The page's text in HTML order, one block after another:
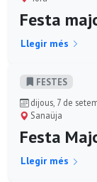
Festa
Llegir més
FESTES
dijous, 7 de
Sanaüja
Festa
Llegir més